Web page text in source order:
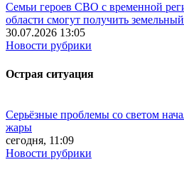
Семьи героев СВО с временной
области смогут получить
30.07.2026 13:05
Новости рубрики
Острая ситуация
Серьёзные проблемы со светом
жары
сегодня, 11:09
Новости рубрики